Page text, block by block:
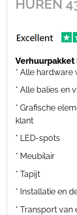
HUREN
Verhuurpakket
* Alle hardware
* Alle balies en
* Grafische
klant
* LED-spots
* Meubilair
* Tapijt
* Installatie en
* Transport van